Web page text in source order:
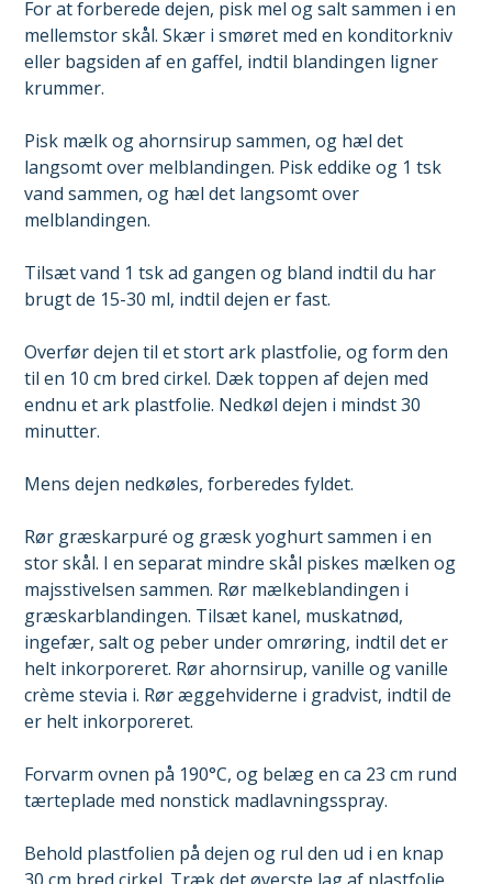
For at forberede dejen, pisk mel og salt sammen i en
mellemstor skål. Skær i smøret med en konditorkniv
eller bagsiden af ​​en gaffel, indtil blandingen ligner
krummer.
Pisk mælk og ahornsirup sammen, og hæl det
langsomt over melblandingen. Pisk eddike og 1 tsk
vand sammen, og hæl det langsomt over
melblandingen.
Tilsæt vand 1 tsk ad gangen og bland indtil du har
brugt de 15-30 ml, indtil dejen er fast.
Overfør dejen til ​​et stort ark plastfolie, og form den
til en 10 cm bred cirkel. Dæk toppen af dejen med
endnu et ark plastfolie. Nedkøl dejen i mindst 30
minutter.
Mens dejen nedkøles, forberedes fyldet.
Rør græskarpuré og græsk yoghurt sammen i en
stor skål. I en separat mindre skål piskes mælken og
majsstivelsen sammen. Rør mælkeblandingen i
græskarblandingen. Tilsæt kanel, muskatnød,
ingefær, salt og peber under omrøring, indtil det er
helt inkorporeret. Rør ahornsirup, vanille og vanille
crème stevia i. Rør æggehviderne i gradvist, indtil de
er helt inkorporeret.
Forvarm ovnen på 190°C, og belæg en ca 23 cm rund
tærteplade med nonstick madlavningsspray.
Behold plastfolien på dejen og rul den ud i en knap